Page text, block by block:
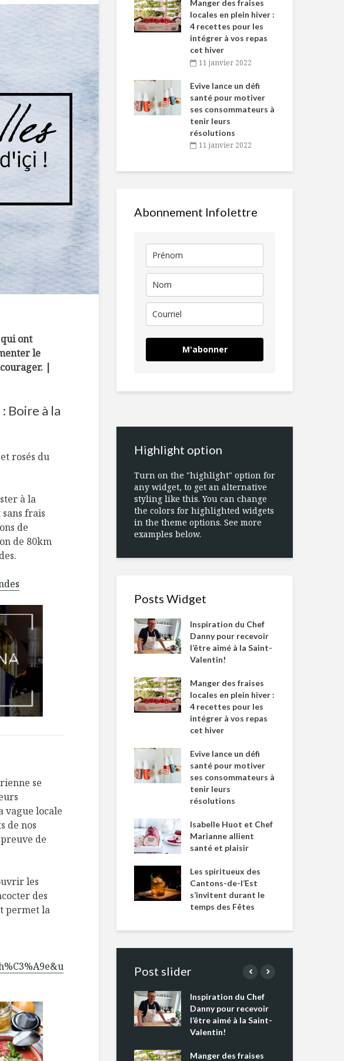
ont
le
|
Boire à la
rosés du
à la
frais
de
de 80km
se
vague locale
de nos
de
les
des
permet la
Cantons-de-l’Est
s’invitent durant le
temps des Fêtes
25 novembre 2021
Tout baigne dans
l’huile… de Caméline
pour Chantal Van
Winden
25 novembre 2021
Manger des fraises
locales en plein hiver :
4 recettes pour les
intégrer à vos repas
cet hiver
11 janvier 2022
Evive lance un défi
santé pour motiver
ses consommateurs à
tenir leurs
résolutions
11 janvier 2022
Abonnement Infolettre
M'abonner
Highlight option
Turn on the "highlight" option for
any widget, to get an alternative
styling like this. You can change
the colors for highlighted widgets
in the theme options. See more
examples below.
Posts Widget
Inspiration du Chef
Danny pour recevoir
l’être aimé à la Saint-
Valentin!
Manger des fraises
locales en plein hiver :
4 recettes pour les
intégrer à vos repas
cet hiver
Evive lance un défi
santé pour motiver
ses consommateurs à
tenir leurs
résolutions
Isabelle Huot et Chef
Marianne allient
santé et plaisir
Les spiritueux des
Cantons-de-l’Est
s’invitent durant le
temps des Fêtes
Post slider
Inspiration du Chef
Danny pour recevoir
l’être aimé à la Saint-
Valentin!
Manger des fraises
Salade de
concombre aux
crevettes
Québec et Italie :
de la passion dans
Quiche aux